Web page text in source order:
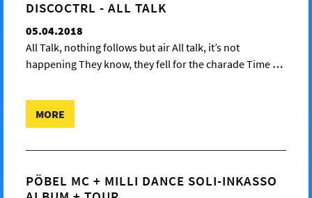
DISCOCTRL - ALL TALK
05.04.2018
All Talk, nothing follows but air All talk, it’s not
happening They know, they fell for the charade Time …
MORE
PÖBEL MC + MILLI DANCE SOLI-INKASSO